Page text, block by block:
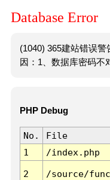
Database Error
(1040) 365建站错误
因：1、数据库密码不
PHP Debug
No. File
1
/index.php
2 /source/